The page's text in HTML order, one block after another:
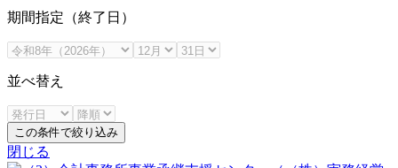
期間指定（終了日）
並べ替え
この条件で絞り込み
閉じる